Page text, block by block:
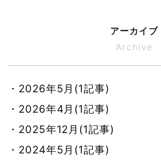
アーカイブ
Archive
・2026年5月(1記事)
・2026年4月(1記事)
・2025年12月(1記事)
・2024年5月(1記事)